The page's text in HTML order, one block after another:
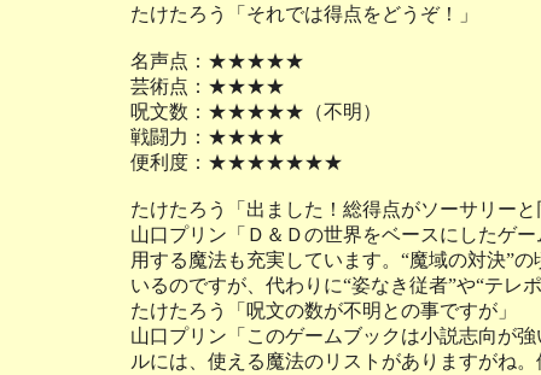
たけたろう「それでは得点をどうぞ！」
名声点：★★★★★
芸術点：★★★★
呪文数：★★★★★（不明）
戦闘力：★★★★
便利度：★★★★★★★
たけたろう「出ました！総得点がソーサリーと
山口プリン「Ｄ＆Ｄの世界をベースにしたゲ
用する魔法も充実しています。“魔域の対決”
いるのですが、代わりに“姿なき従者”や“テレ
たけたろう「呪文の数が不明との事ですが」
山口プリン「このゲームブックは小説志向が
ルには、使える魔法のリストがありますがね